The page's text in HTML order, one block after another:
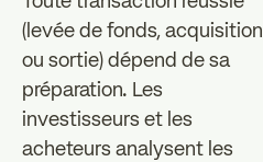
(levée de fonds, acquisition
ou sortie) dépend de sa
préparation. Les
investisseurs et les
acheteurs analysent les